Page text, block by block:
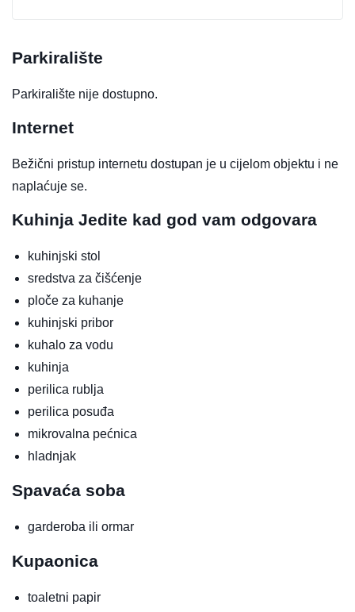
Parkiralište
Parkiralište nije dostupno.
Internet
Bežični pristup internetu dostupan je u cijelom objektu i ne
naplaćuje se.
Kuhinja Jedite kad god vam odgovara
kuhinjski stol
sredstva za čišćenje
ploče za kuhanje
kuhinjski pribor
kuhalo za vodu
kuhinja
perilica rublja
perilica posuđa
mikrovalna pećnica
hladnjak
Spavaća soba
garderoba ili ormar
Kupaonica
toaletni papir